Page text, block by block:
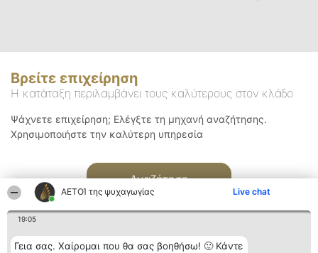
ΑΕΤΟΊ της ψυχαγωγίας Live chat
19:05
Γεια σας. Χαίρομαι που θα σας βοηθήσω! 🙂 Κάντε
Βρείτε επιχείρηση
Η κατάταξη περιλαμβάνει τους καλύτερους στον κλάδο
Ψάχνετε επιχείρηση; Ελέγξτε τη μηχανή αναζήτησης.
Χρησιμοποιήστε την καλύτερη υπηρεσία
Αναζήτηση